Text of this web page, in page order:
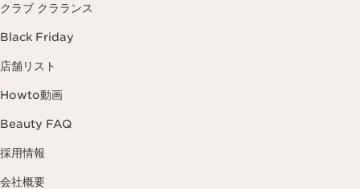
クラブ クラランス
Black Friday
店舗リスト
Howto動画
Beauty FAQ
採用情報
会社概要